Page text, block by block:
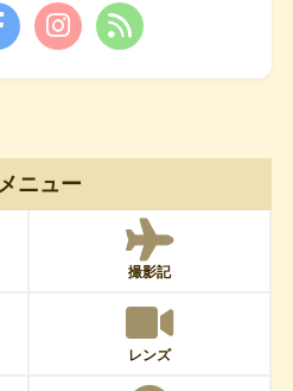
ニュー
撮影記
レンズ